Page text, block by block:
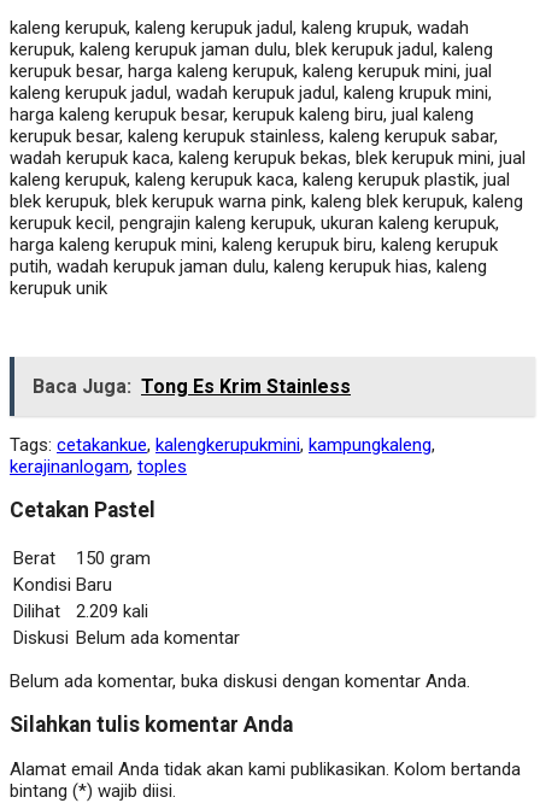
kaleng kerupuk, kaleng kerupuk jadul, kaleng krupuk, wadah
kerupuk, kaleng kerupuk jaman dulu, blek kerupuk jadul, kaleng
kerupuk besar, harga kaleng kerupuk, kaleng kerupuk mini, jual
kaleng kerupuk jadul, wadah kerupuk jadul, kaleng krupuk mini,
harga kaleng kerupuk besar, kerupuk kaleng biru, jual kaleng
kerupuk besar, kaleng kerupuk stainless, kaleng kerupuk sabar,
wadah kerupuk kaca, kaleng kerupuk bekas, blek kerupuk mini, jual
kaleng kerupuk, kaleng kerupuk kaca, kaleng kerupuk plastik, jual
blek kerupuk, blek kerupuk warna pink, kaleng blek kerupuk, kaleng
kerupuk kecil, pengrajin kaleng kerupuk, ukuran kaleng kerupuk,
harga kaleng kerupuk mini, kaleng kerupuk biru, kaleng kerupuk
putih, wadah kerupuk jaman dulu, kaleng kerupuk hias, kaleng
kerupuk unik
Baca Juga: Tong Es Krim Stainless
Tags: cetakankue, kalengkerupukmini, kampungkaleng,
kerajinanlogam, toples
Cetakan Pastel
Berat
150 gram
Kondisi Baru
Dilihat
2.209 kali
Diskusi Belum ada komentar
Belum ada komentar, buka diskusi dengan komentar Anda.
Silahkan tulis komentar Anda
Alamat email Anda tidak akan kami publikasikan. Kolom bertanda
bintang (*) wajib diisi.